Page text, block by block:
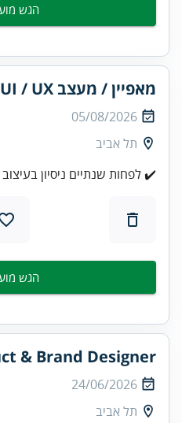
הגש
מאפיין / מעצב UI / UX
05/08/2026
תל אביב
✔️ לפחות שנתיים ניסיון בעיצוב
הגש
& Brand Designer
24/06/2026
תל אביב